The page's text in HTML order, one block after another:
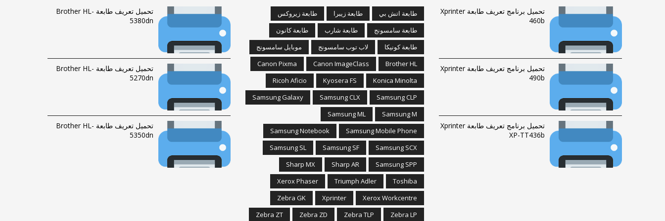
تحميل برنامج تعريف طابعة Xprinter
460b
تحميل برنامج تعريف طابعة Xprinter
490b
تحميل برنامج تعريف طابعة Xprinter
XP-TT436b
طابعة اتش بي طابعة زيبرا
طابعة زيروكس
طابعة سامسونج
طابعة شارب
طابعة كانون
طابعة كونيكا
لاب توب سامسونج
موبايل سامسونج
Brother HL
Canon ImageClass
Canon Pixma
Konica Minolta
Kyosera FS
Ricoh Aficio
Samsung CLP
Samsung CLX
Samsung Galaxy
Samsung M
Samsung ML
Samsung Mobile Phone
Samsung Notebook
Samsung SCX
Samsung SF
Samsung SL
Samsung SPP
Sharp AR
Sharp MX
Toshiba
Triumph Adler
Xerox Phaser
Xerox Workcentre
Xprinter
Zebra GK
Zebra LP
Zebra TLP
Zebra ZD
Zebra ZT
تحميل تعريف طابعة Brother HL-
5380dn
تحميل تعريف طابعة Brother HL-
5270dn
تحميل تعريف طابعة Brother HL-
5350dn